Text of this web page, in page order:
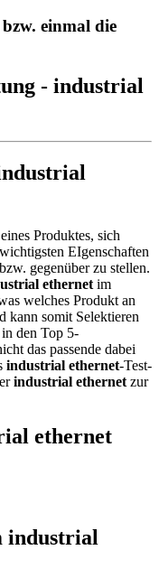
bzw. einmal die
- industrial
Produktes, sich
EIgenschaften
gegenüber zu stellen.
ethernet im
welches Produkt an
kann somit Selektieren
den Top 5-
das passende dabei
industrial ethernet-Test-
industrial ethernet zur
ethernet
industrial